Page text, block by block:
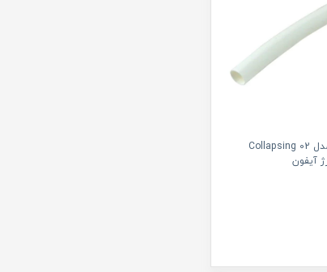
محافظ کابل شارژ مدل Collapsing 02
آیفون